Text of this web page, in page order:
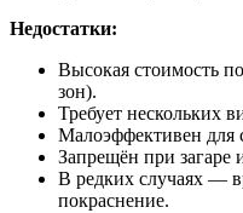
Недостатки:
Высокая стоимость
зон).
Требует нескольких
Малоэффективен для
Запрещён при загаре
В редких случаях —
покраснение.